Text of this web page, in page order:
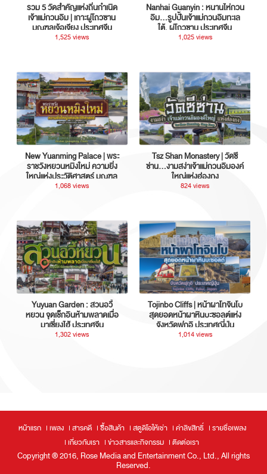
รวม 5 วัดสำคัญแห่งถิ่นกำเนิด
เจ้าแม่กวนอิม | เกาะผู่โถวซาน
มณฑลเจ้อเจียง ประเทศจีน
1,525 views
Nanhai Guanyin : หนานไห่กวน
อิม...รูปปั้นเจ้าแม่กวนอิมทะเล
ใต้, ผู่โถวซาน ประเทศจีน
1,025 views
New Yuanming Palace | พระ
ราชวังหยวนหมิงใหม่ ความยิ่ง
ใหญ่แห่งประวัติศาสตร์ มณฑล
กวางตุ้ง ประเทศจีน
1,068 views
Tsz Shan Monastery | วัดซี
ซ่าน…งามสง่าเจ้าแม่กวนอิมองค์
ใหญ่แห่งฮ่องกง
824 views
Yuyuan Garden : สวนอวี้
หยวน จุดเช็กอินห้ามพลาดเมื่อ
มาเซี่ยงไฮ้ ประเทศจีน
1,302 views
Tojinbo Cliffs | หน้าผาโทจินโบ
สุดยอดหน้าผาหินบะซอลต์แห่ง
จังหวัดฟุกุอิ ประเทศญี่ปุ่น
1,014 views
หน้าแรก เพลง สารคดี ซื้อสินค้า สตูดิโอให้เช่า ค่าลิขสิทธิ์
รายชื่อเพลง
เกี่ยวกับเรา
ข่าวสารและกิจกรรม ติดต่อเรา
Copyright ® 2016, Rose Media and Entertainment Co., Ltd., All rights
Reserved.